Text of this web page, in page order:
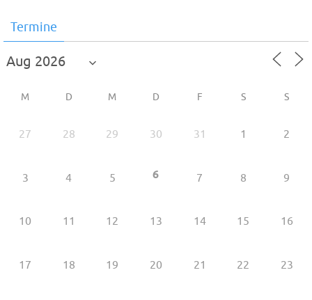
Termine
M D M D F S S
27 28 29 30 31 1 2
3 4 5 6 7 8 9
10 11 12 13 14 15 16
17 18 19 20 21 22 23